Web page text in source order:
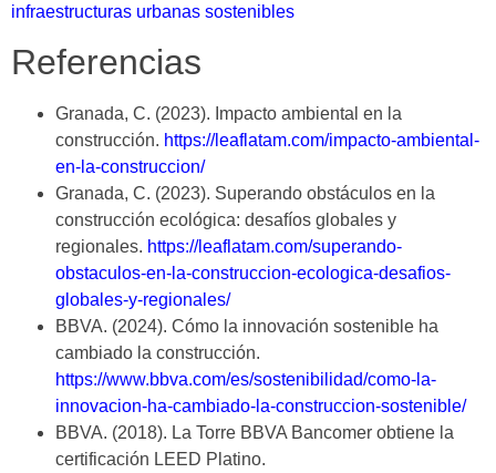
infraestructuras urbanas sostenibles
Referencias
Granada, C. (2023). Impacto ambiental en la
construcción. https://leaflatam.com/impacto-ambiental-
en-la-construccion/
Granada, C. (2023). Superando obstáculos en la
construcción ecológica: desafíos globales y
regionales. https://leaflatam.com/superando-
obstaculos-en-la-construccion-ecologica-desafios-
globales-y-regionales/
BBVA. (2024). Cómo la innovación sostenible ha
cambiado la construcción.
https://www.bbva.com/es/sostenibilidad/como-la-
innovacion-ha-cambiado-la-construccion-sostenible/
BBVA. (2018). La Torre BBVA Bancomer obtiene la
certificación LEED Platino.